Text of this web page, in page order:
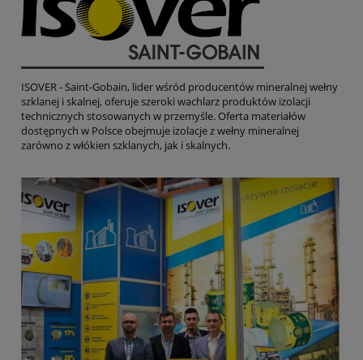
ISOVER - Saint-Gobain, lider wśród producentów mineralnej wełny
szklanej i skalnej, oferuje szeroki wachlarz produktów izolacji
technicznych stosowanych w przemyśle. Oferta materiałów
dostępnych w Polsce obejmuje izolacje z wełny mineralnej
zarówno z włókien szklanych, jak i skalnych.